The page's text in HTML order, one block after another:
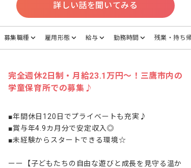
詳しい話を聞いてみる
募集職種 雇用形態 給与 勤務時間 残業・持ち帰
完全週休2日制・月給23.1万円～！三鷹市内の
学童保育所での募集♪
■年間休日120日でプライベートも充実♪
■賞与年4.9カ月分で安定収入◎
■未経験からスタートできる環境☆
ーー【子どもたちの自由な遊びと成長を見守る温か